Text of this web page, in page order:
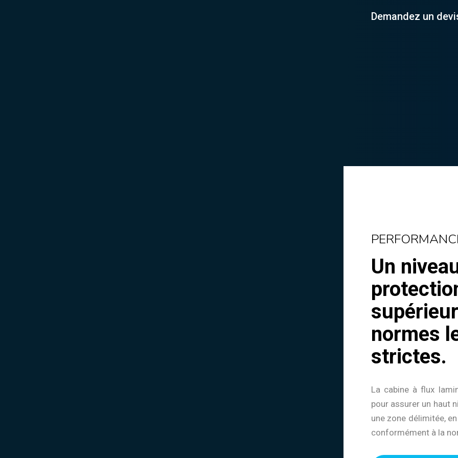
Demandez un
Un
normes
strictes.
La cabine à flux
pour assurer un haut
une zone délimitée,
conformément à la